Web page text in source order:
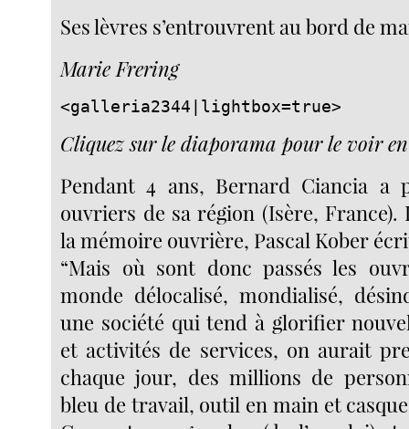
Ses lèvres s’entrouvrent au bord de
Marie Frering
<galleria2344|lightbox=true>
Cliquez sur le diaporama pour le voir
Pendant 4 ans, Bernard Ciancia a
ouvriers de sa région (Isère,
la mémoire ouvrière, Pascal Kober
“Mais où sont donc passés les
monde délocalisé, mondialisé,
une société qui tend à glorifier
et activités de services, on aurait
chaque jour, des millions de
bleu de travail, outil en main et